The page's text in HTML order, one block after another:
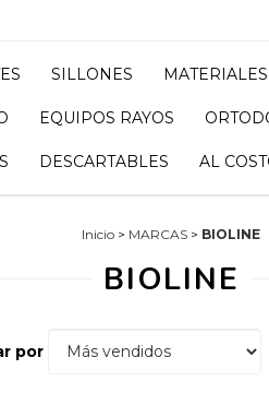
SILLONES MATERIALES
EQUIPOS RAYOS
DESCARTABLES AL
Inicio > MARCAS > BIOLINE
BIOLINE
por